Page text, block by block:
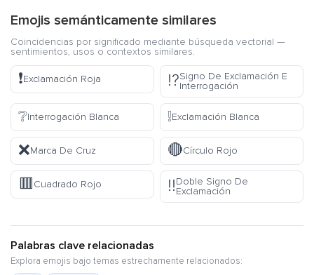
Emojis semánticamente similares
Coincidencias por significado mediante búsqueda vectorial —
sentimientos, usos o contextos similares.
❗Exclamación Roja ⁉️Signo De Exclamación E
Interrogación
❔Interrogación Blanca ❕Exclamación Blanca
❌Marca De Cruz 🔴Círculo Rojo
🟥Cuadrado Rojo ‼️Doble Signo De
Exclamación
Palabras clave relacionadas
Explora emojis bajo temas estrechamente relacionados: